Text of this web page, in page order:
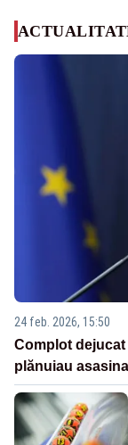
24 feb. 2026, 15:50
Complot
plănuiau